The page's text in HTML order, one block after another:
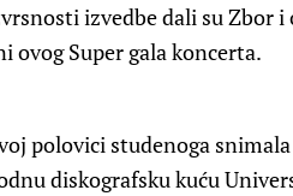
izvedbe dali su Zbor i
ovog Super gala koncerta.
polovici studenoga
diskografsku kuću